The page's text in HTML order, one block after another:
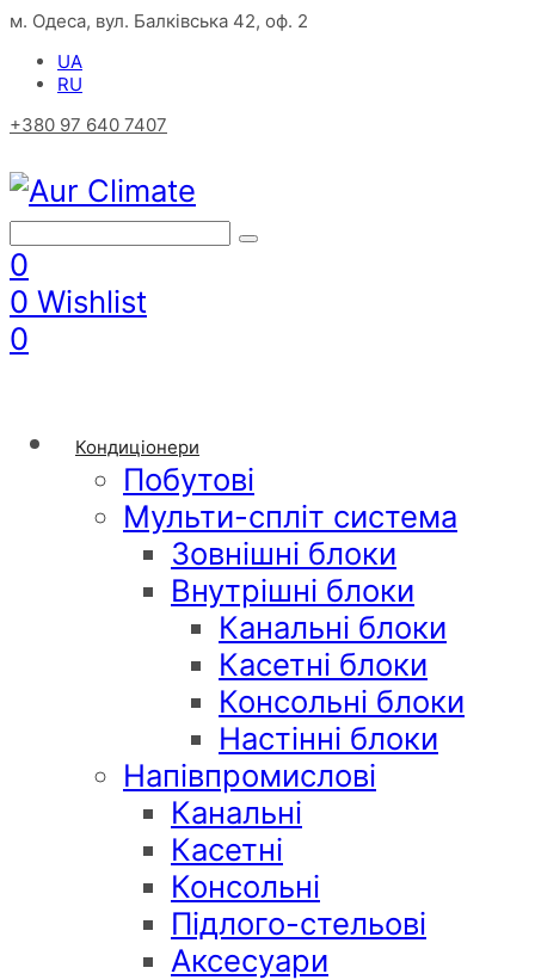
м. Одеса, вул. Балківська 42, оф. 2
UA
RU
+380 97 640 7407
0
0 Wishlist
0
Кондиціонери
Побутові
Мульти-спліт система
Зовнішні блоки
Внутрішні блоки
Канальні блоки
Касетні блоки
Консольні блоки
Настінні блоки
Напівпромислові
Канальні
Касетні
Консольні
Підлого-стельові
Аксесуари